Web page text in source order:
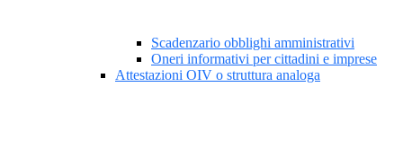
Scadenzario obblighi amministrativi
Oneri informativi per cittadini e imprese
Attestazioni OIV o struttura analoga